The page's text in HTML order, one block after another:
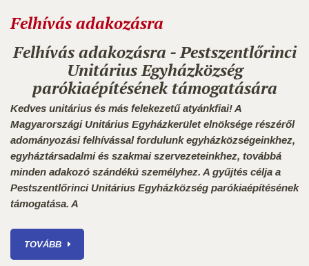
Felhívás adakozásra
Felhívás adakozásra - Pestszentlőrinci
Unitárius Egyházközség
parókiaépítésének támogatására
Kedves unitárius és más felekezetű atyánkfiai!A
Magyarországi Unitárius Egyházkerület elnöksége részéről
adományozási felhívással fordulunk egyházközségeinkhez,
egyháztársadalmi és szakmai szervezeteinkhez, továbbá
minden adakozó szándékú személyhez. A gyűjtés célja a
Pestszentlőrinci Unitárius Egyházközség parókiaépítésének
támogatása. A
TOVÁBB